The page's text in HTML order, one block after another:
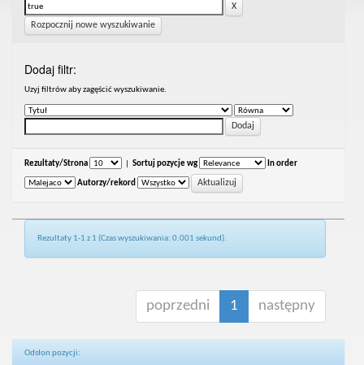
Rozpocznij nowe wyszukiwanie
Dodaj filtr:
Uzyj filtrów aby zagęścić wyszukiwanie.
Rezultaty/Strona Sortuj pozycje wg In order
Autorzy/rekord
Rezultaty 1-1 z 1 (Czas wyszukiwania: 0.001 sekund).
poprzedni 1 następny
Odsłon pozycji: